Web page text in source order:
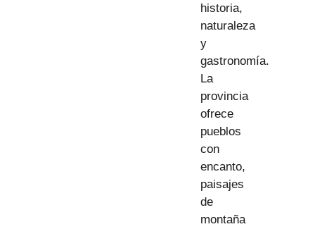
historia,
naturaleza
y
gastronomía.
La
provincia
ofrece
pueblos
con
encanto,
paisajes
de
montaña